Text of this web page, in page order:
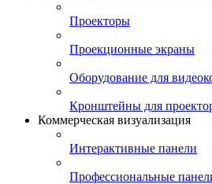
Проекторы
Проекционные экраны
Оборудование для
Кронштейны для
Коммерческая визуализация
Интерактивные панели
Профессиональные